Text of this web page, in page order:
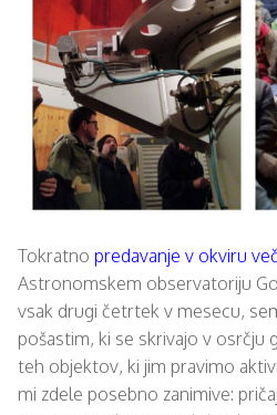
Tokratno predavanje v okviru
Astronomskem observatoriju
vsak drugi četrtek v mesecu,
pošastim, ki se skrivajo v osrčju
teh objektov, ki jim pravimo
mi zdele posebno zanimive: